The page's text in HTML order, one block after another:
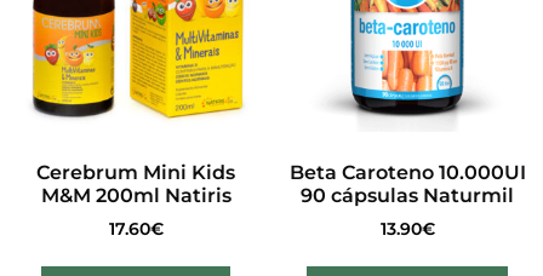
Cerebrum Mini Kids
M&M 200ml Natiris
17.60€
Beta Caroteno 10.000UI
90 cápsulas Naturmil
13.90€